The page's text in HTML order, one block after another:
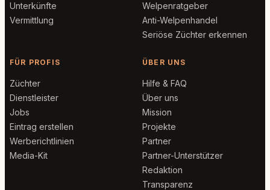
Unterkünfte
Vermittlung
Welpenratgeber
Anti-Welpenhandel
Seriöse Züchter erkennen
FÜR PROFIS
Züchter
Dienstleister
Jobs
Eintrag erstellen
Werberichtlinien
Media-Kit
ÜBER UNS
Hilfe & FAQ
Über uns
Mission
Projekte
Partner
Partner-Unterstützer
Redaktion
Transparenz